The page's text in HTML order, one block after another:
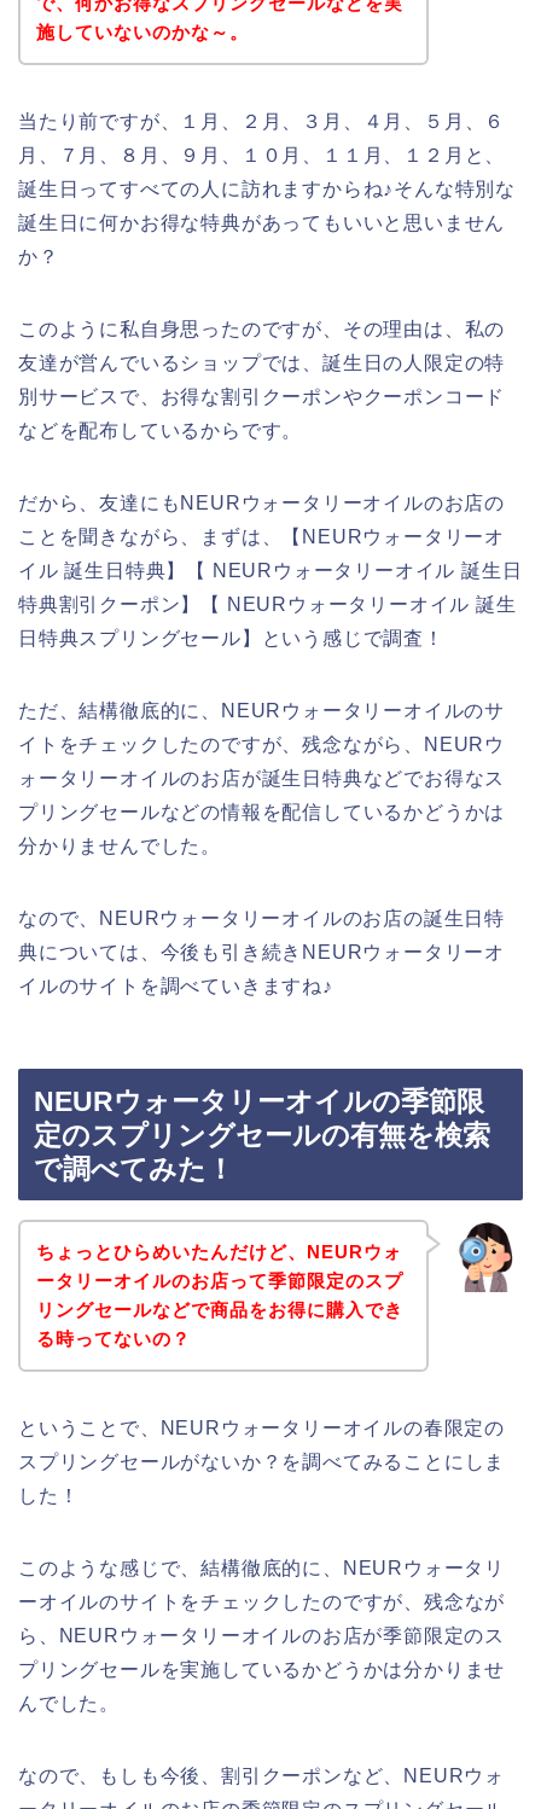
施していないのかな～。
当たり前ですが、１月、２月、３月、４月、５月、６
月、７月、８月、９月、１０月、１１月、１２月と、
誕生日ってすべての人に訪れますからね♪そんな特別な
誕生日に何かお得な特典があってもいいと思いません
か？
このように私自身思ったのですが、その理由は、私の
友達が営んでいるショップでは、誕生日の人限定の特
別サービスで、お得な割引クーポンやクーポンコード
などを配布しているからです。
だから、友達にもNEURウォータリーオイルのお店の
ことを聞きながら、まずは、【NEURウォータリーオ
イル 誕生日特典】【 NEURウォータリーオイル 誕生日
特典割引クーポン】【 NEURウォータリーオイル 誕生
日特典スプリングセール】という感じで調査！
ただ、結構徹底的に、NEURウォータリーオイルのサ
イトをチェックしたのですが、残念ながら、NEURウ
ォータリーオイルのお店が誕生日特典などでお得なス
プリングセールなどの情報を配信しているかどうかは
分かりませんでした。
なので、NEURウォータリーオイルのお店の誕生日特
典については、今後も引き続きNEURウォータリーオ
イルのサイトを調べていきますね♪
NEURウォータリーオイルの季節限
定のスプリングセールの有無を検索
で調べてみた！
ちょっとひらめいたんだけど、NEURウォ
ータリーオイルのお店って季節限定のスプ
リングセールなどで商品をお得に購入でき
る時ってないの？
ということで、NEURウォータリーオイルの春限定の
スプリングセールがないか？を調べてみることにしま
した！
このような感じで、結構徹底的に、NEURウォータリ
ーオイルのサイトをチェックしたのですが、残念なが
ら、NEURウォータリーオイルのお店が季節限定のス
プリングセールを実施しているかどうかは分かりませ
んでした。
なので、もしも今後、割引クーポンなど、NEURウォ